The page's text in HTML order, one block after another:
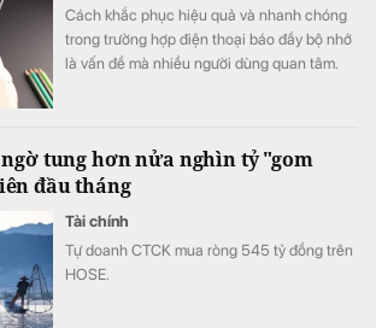
Cách khắc phục hiệu quả và nhanh chóng
trong trường hợp điện thoại báo đầy bộ nhớ
là vấn đề mà nhiều người dùng quan tâm.
tung hơn nửa nghìn tỷ "gom
đầu tháng
Tài chính
Tự doanh CTCK mua ròng 545 tỷ đồng trên
HOSE.